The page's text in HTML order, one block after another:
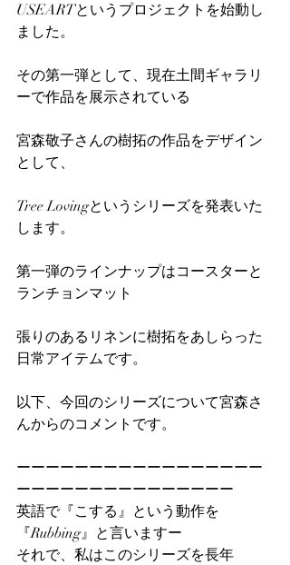
USEARTというプロジェクトを始動し
ました。
その第一弾として、現在土間ギャラリ
ーで作品を展示されている
宮森敬子さんの樹拓の作品をデザイン
として、
Tree Lovingというシリーズを発表いた
します。
第一弾のラインナップはコースターと
ランチョンマット
張りのあるリネンに樹拓をあしらった
日常アイテムです。
以下、今回のシリーズについて宮森さ
んからのコメントです。
ーーーーーーーーーーーーーーーーー
ーーーーーーーーーーーーーーー
英語で『こする』という動作を
『Rubbing』と言いますー
それで、私はこのシリーズを長年